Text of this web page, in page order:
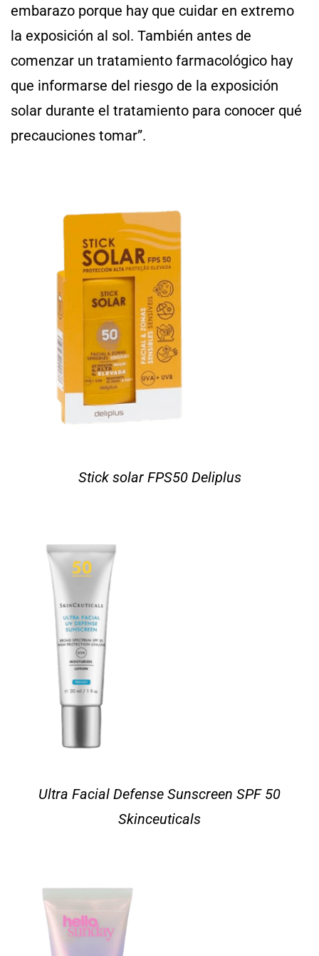
embarazo porque hay que cuidar en extremo
la exposición al sol. También antes de
comenzar un tratamiento farmacológico hay
que informarse del riesgo de la exposición
solar durante el tratamiento para conocer qué
precauciones tomar”.
Stick solar FPS50 Deliplus
Ultra Facial Defense Sunscreen SPF 50
Skinceuticals